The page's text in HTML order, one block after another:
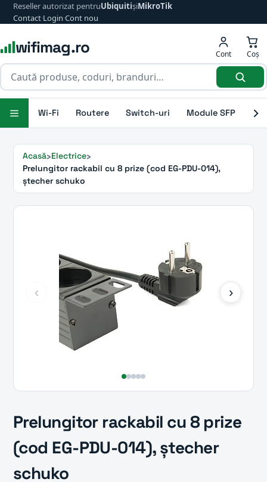
Reseller autorizat pentruUbiquitișiMikroTik
Contact·Login·Cont nou
wifimag.ro Cont Coș
Wi-Fi Routere Switch-uri Module SFP
Acasă Electrice
Prelungitor rackabil cu 8 prize (cod EG-PDU-014),
ștecher schuko
‹ ›
Prelungitor rackabil cu 8 prize
(cod EG-PDU-014), ștecher
schuko